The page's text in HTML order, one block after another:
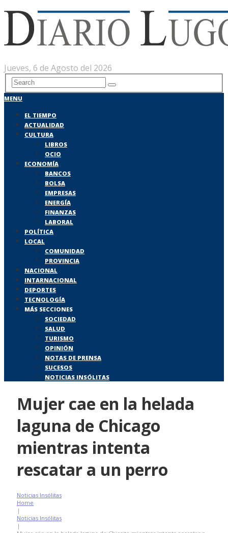
Jueves, 6 de Agosto del 2026
MENU
EL TIEMPO
ACTUALIDAD
CULTURA
LIBROS
OCIO
ECONOMÍA
BANCOS
BOLSA
EMPRESAS
ENERGÍA
FINANZAS
LABORAL
POLÍTICA
LOCAL
COMUNIDAD
PROVINCIA
NACIONAL
INTARNACIONAL
DEPORTES
TECNOLOGÍA
MÁS SECCIONES
SOCIEDAD
SALUD
TURISMO
OPINIÓN
NOTAS DE PRENSA
SUCESOS
NOTICIAS INSÓLITAS
Mujer cae en la helada
laguna de Chicago
mientras intenta
rescatar a un perro
Noticias Insólitas
Home
|
Noticias Insólitas
|